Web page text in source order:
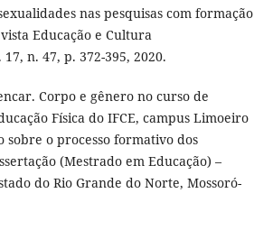
nas pesquisas com formação
Educação e Cultura
n. 47, p. 372-395, 2020.
Corpo e gênero no curso de
Física do IFCE, campus Limoeiro
sobre o processo formativo dos
(Mestrado em Educação) –
do Rio Grande do Norte, Mossoró-